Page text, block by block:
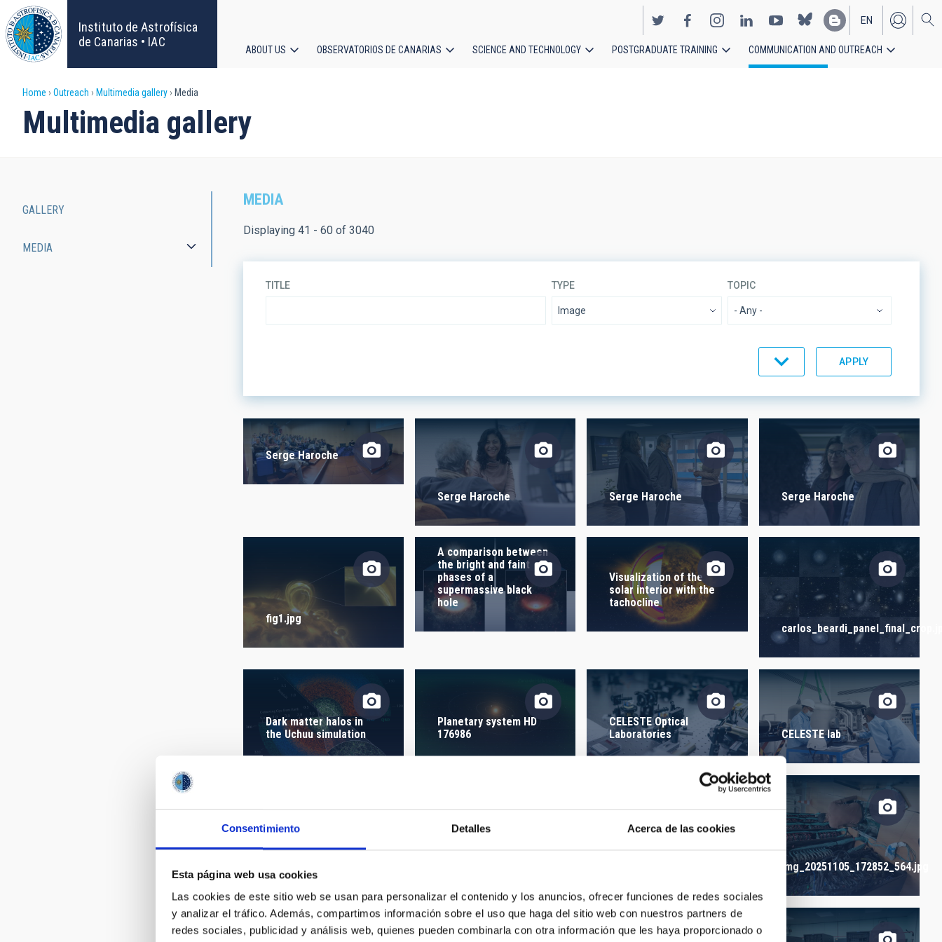
Consentimiento Detalles Acerca de las cookies
Esta página web usa cookies
Las cookies de este sitio web se usan para personalizar el contenido y los anuncios, ofrecer funciones de redes sociales
y analizar el tráfico. Además, compartimos información sobre el uso que haga del sitio web con nuestros partners de
redes sociales, publicidad y análisis web, quienes pueden combinarla con otra información que les haya proporcionado o
Skip
to
main
content
Instituto de Astrofísica
de Canarias • IAC
EN
ES
ABOUT US OBSERVATORIOS DE CANARIAS SCIENCE AND TECHNOLOGY POSTGRADUATE TRAINING COMMUNICATION AND OUTREACH
Breadcrumb
Home Outreach Multimedia gallery Media
Multimedia gallery
MEDIA
Displaying 41 - 60 of 3040
TITLE TYPE TOPIC
- Any -
ASTROPHYSICAL
- Any -
- Any -
AUTHORED ON
Serge Haroche
Serge Haroche Serge Haroche Serge Haroche
fig1.jpg
A comparison between
the bright and faint
phases of a
supermassive black
hole
Visualization of the
solar interior with the
tachocline
Dark matter halos in
the Uchuu simulation
Planetary system HD
176986
CELESTE Optical
Laboratories
CELESTE lab
img_20251105_172852_564.jpg
navigation
GALLERY
MEDIA